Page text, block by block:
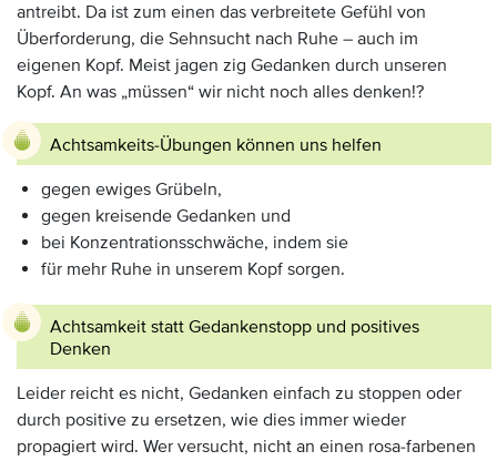
antreibt. Da ist zum einen das verbreitete Gefühl von
Überforderung, die Sehnsucht nach Ruhe – auch im
eigenen Kopf. Meist jagen zig Gedanken durch unseren
Kopf. An was „müssen“ wir nicht noch alles denken!?
Achtsamkeits-Übungen können uns helfen
gegen ewiges Grübeln,
gegen kreisende Gedanken und
bei Konzentrationsschwäche, indem sie
für mehr Ruhe in unserem Kopf sorgen.
Achtsamkeit statt Gedankenstopp und positives
Denken
Leider reicht es nicht, Gedanken einfach zu stoppen oder
durch positive zu ersetzen, wie dies immer wieder
propagiert wird. Wer versucht, nicht an einen rosa-farbenen